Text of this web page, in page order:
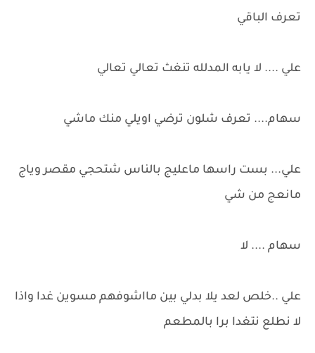
تعرف الباقي
علي .... لا يابه المدلله تنغث تعالي تعالي
سهام.... تعرف شلون ترضي اويلي منك ماشي
علي... بست راسها ماعليج بالناس شتحجي مقصر وياج
مانعج من شي
سهام .... لا
علي ..خلص لعد يلا بدلي بين مااشوفهم مسوين غدا واذا
لا نطلع نتغدا برا بالمطعم